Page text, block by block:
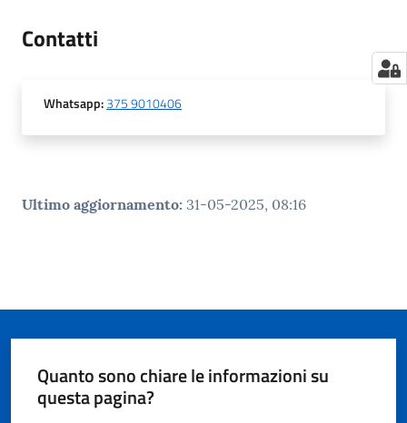
Contatti
Whatsapp:375 9010406
Ultimo aggiornamento: 31-05-2025, 08:16
Quanto sono chiare le informazioni su
questa pagina?